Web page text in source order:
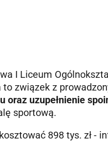
I Liceum
to związek z
oraz uzupełnienie
sportową.
898 tys. zł -